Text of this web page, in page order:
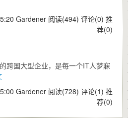
Gardener 阅读(494) 评论(0) 推
荐(0)
跨国大型企业，是每一个IT人梦寐
Gardener 阅读(728) 评论(1) 推
荐(0)